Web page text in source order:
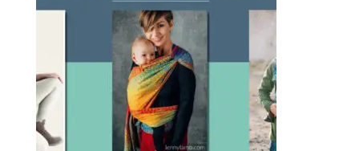
Lépésre
Így
Működik
Nálunk